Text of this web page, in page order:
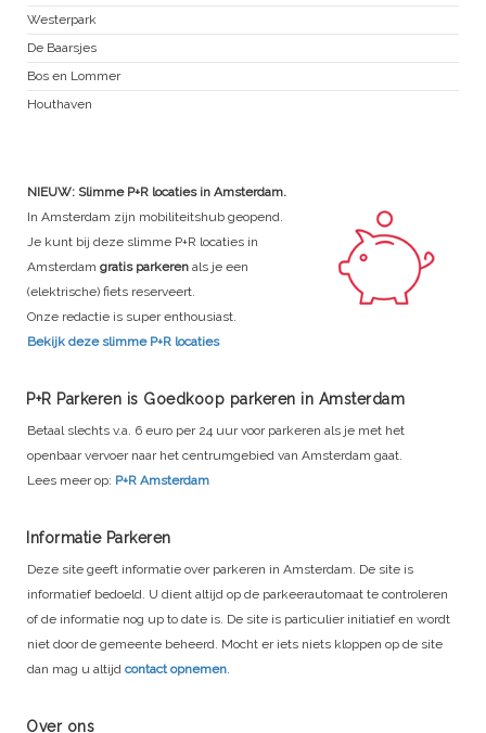
Westerpark
De Baarsjes
Bos en Lommer
Houthaven
NIEUW: Slimme P+R locaties in Amsterdam.
In Amsterdam zijn mobiliteitshub geopend.
Je kunt bij deze slimme P+R locaties in
Amsterdam gratis parkeren als je een
(elektrische) fiets reserveert.
Onze redactie is super enthousiast.
Bekijk deze slimme P+R locaties
P+R Parkeren is Goedkoop parkeren in Amsterdam
Betaal slechts v.a. 6 euro per 24 uur voor parkeren als je met het
openbaar vervoer naar het centrumgebied van Amsterdam gaat.
Lees meer op: P+R Amsterdam
Informatie Parkeren
Deze site geeft informatie over parkeren in Amsterdam. De site is
informatief bedoeld. U dient altijd op de parkeerautomaat te controleren
of de informatie nog up to date is. De site is particulier initiatief en wordt
niet door de gemeente beheerd. Mocht er iets niets kloppen op de site
dan mag u altijd contact opnemen.
Over ons